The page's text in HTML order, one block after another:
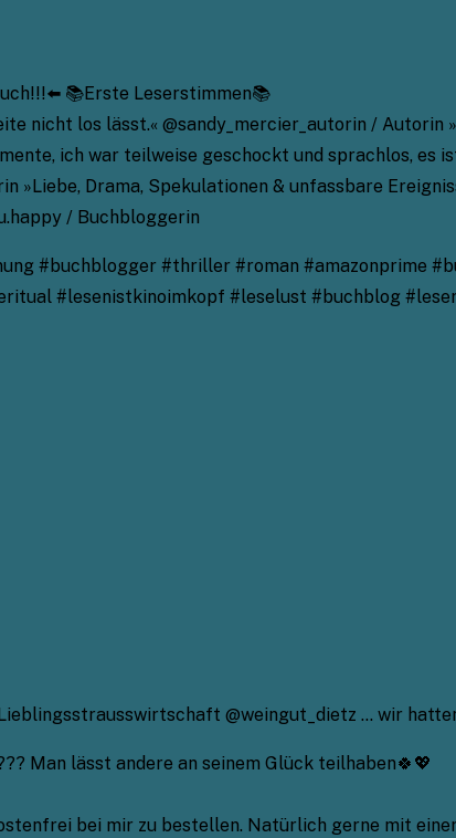
📚Erste Leserstimmen📚
nicht los lässt.« @sandy_mercier_autorin /
ich war teilweise geschockt und sprachlos, es
»Liebe, Drama, Spekulationen & unfassbare
/ Buchbloggerin
#buchblogger #thriller #roman #amazonprime
#lesenistkinoimkopf #leselust #buchblog
@weingut_dietz … wir
Man lässt andere an seinem Glück teilhaben🍀💖
bei mir zu bestellen. Natürlich gerne mit